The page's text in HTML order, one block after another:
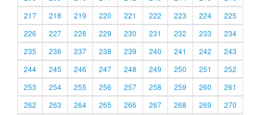
217
218 219 220 221 222 223 224
225
226
227 228 229 230 231 232 233
234
235
236 237 238 239 240 241 242
243
244
245 246 247 248 249 250 251
252
253
254 255 256 257 258 259 260
261
262
263 264 265 266 267 268 269
270